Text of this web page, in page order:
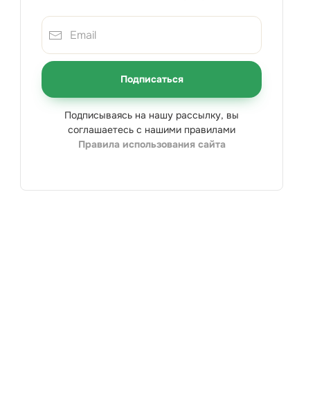
Подписаться
Подписываясь на нашу рассылку, вы
соглашаетесь с нашими правилами
Правила использования сайта